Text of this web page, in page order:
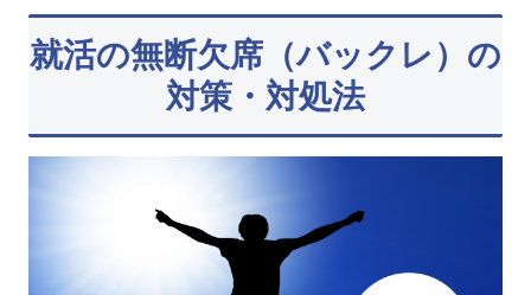
就活の無断欠席（バックレ）の
対策・対処法